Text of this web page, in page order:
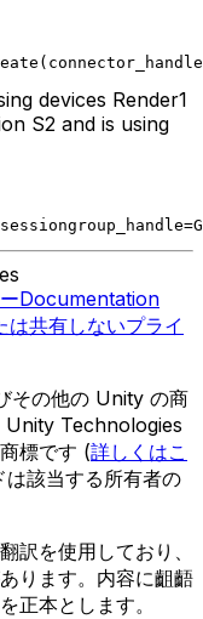
devices Render1
S2 and is using
Documentation
は共有しないプライ
その他の Unity の商
Unity Technologies
標です (詳しくはこ
該当する所有者の
訳を使用しており、
ります。内容に齟齬
正本とします。